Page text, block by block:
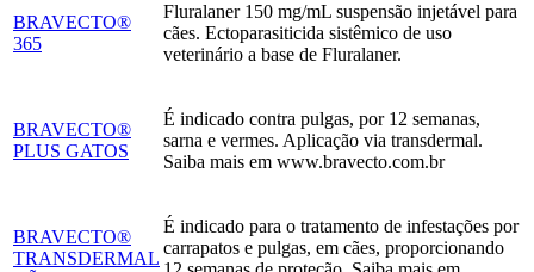
BRAVECTO®
365
Fluralaner 150 mg/mL suspensão injetável para
cães. Ectoparasiticida sistêmico de uso
veterinário a base de Fluralaner.
BRAVECTO®
PLUS GATOS
É indicado contra pulgas, por 12 semanas,
sarna e vermes. Aplicação via transdermal.
Saiba mais em www.bravecto.com.br
BRAVECTO®
TRANSDERMAL
É indicado para o tratamento de infestações por
carrapatos e pulgas, em cães, proporcionando